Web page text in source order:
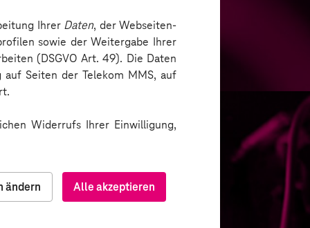
Ihrer Daten, der Webseiten-
sowie der Weitergabe Ihrer
(DSGVO Art. 49). Die Daten
Seiten der Telekom MMS, auf
Widerrufs Ihrer Einwilligung,
Alle akzeptieren
ändern